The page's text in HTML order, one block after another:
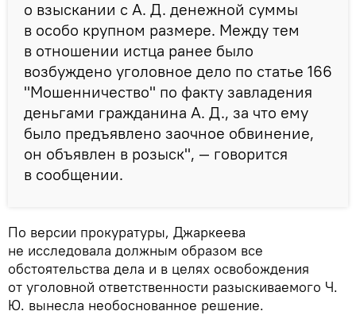
о взыскании с А. Д. денежной суммы
в особо крупном размере. Между тем
в отношении истца ранее было
возбуждено уголовное дело по статье 166
"Мошенничество" по факту завладения
деньгами гражданина А. Д., за что ему
было предъявлено заочное обвинение,
он объявлен в розыск", — говорится
в сообщении.
По версии прокуратуры, Джаркеева
не исследовала должным образом все
обстоятельства дела и в целях освобождения
от уголовной ответственности разыскиваемого Ч.
Ю. вынесла необоснованное решение.